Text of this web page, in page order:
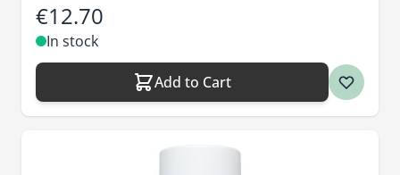
€12.70
In stock
Add to Cart